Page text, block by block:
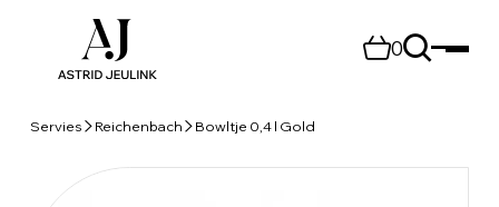
0
Servies Reichenbach Bowltje 0,4 l Gold